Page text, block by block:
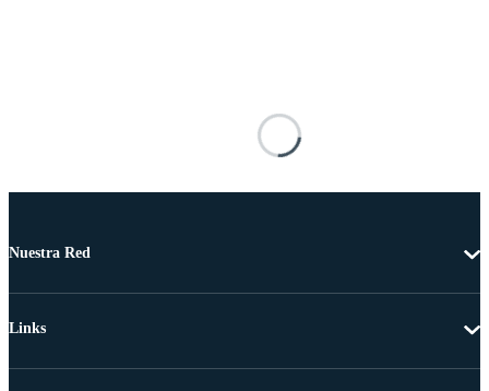
Nuestra Red
Links